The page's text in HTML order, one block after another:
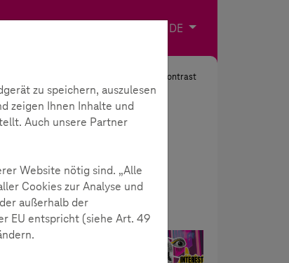
DE Sprache wählen
Kontrast
zu speichern, auszulesen
zeigen Ihnen Inhalte und
Auch unsere Partner
Website nötig sind. „Alle
Cookies zur Analyse und
außerhalb der
EU entspricht (siehe Art. 49